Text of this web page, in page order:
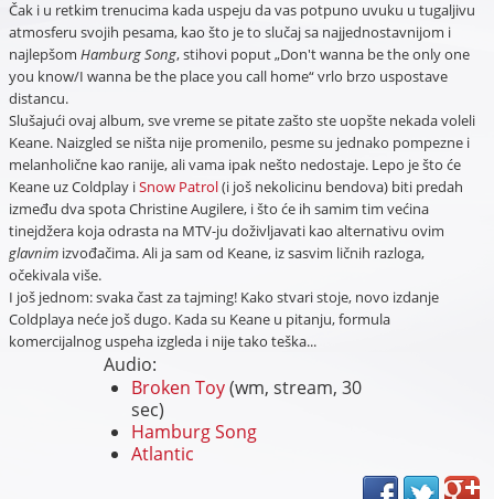
Čak i u retkim trenucima kada uspeju da vas potpuno uvuku u tugaljivu
atmosferu svojih pesama, kao što je to slučaj sa najjednostavnijom i
najlepšom Hamburg Song, stihovi poput „Don't wanna be the only one
you know/I wanna be the place you call home“ vrlo brzo uspostave
distancu.
Slušajući ovaj album, sve vreme se pitate zašto ste uopšte nekada voleli
Keane. Naizgled se ništa nije promenilo, pesme su jednako pompezne i
melanholične kao ranije, ali vama ipak nešto nedostaje. Lepo je što će
Keane uz Coldplay iSnow Patrol(i još nekolicinu bendova) biti predah
između dva spota Christine Augilere, i što će ih samim tim većina
tinejdžera koja odrasta na MTV-ju doživljavati kao alternativu ovim
glavnimizvođačima. Ali ja sam od Keane, iz sasvim ličnih razloga,
očekivala više.
I još jednom: svaka čast za tajming! Kako stvari stoje, novo izdanje
Coldplaya neće još dugo. Kada su Keane u pitanju, formula
komercijalnog uspeha izgleda i nije tako teška...
Audio:
Broken Toy(wm, stream, 30
sec)
Hamburg Song
Atlantic